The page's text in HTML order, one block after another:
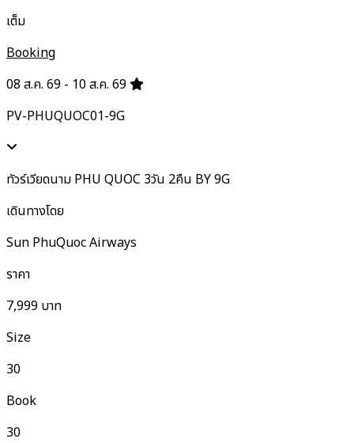
เต็ม
Booking
08 ส.ค. 69 - 10 ส.ค. 69
PV-PHUQUOC01-9G
ทัวร์เวียดนาม PHU QUOC 3วัน 2คืน BY 9G
เดินทางโดย
Sun PhuQuoc Airways
ราคา
7,999 บาท
Size
30
Book
30